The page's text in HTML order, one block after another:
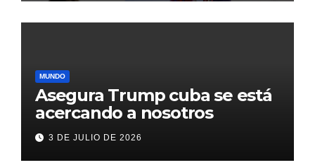
MUNDO
Asegura Trump cuba se está
acercando a nosotros
3 DE JULIO DE 2026